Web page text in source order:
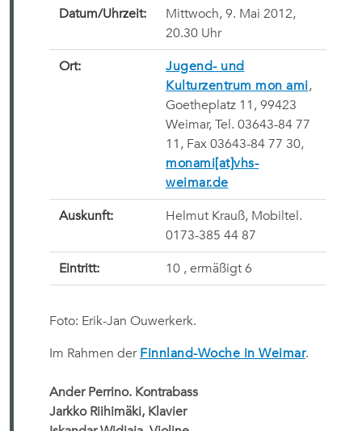
Datum/Uhrzeit:
Mittwoch, 9. Mai 2012,
20.30 Uhr
Ort:
Jugend- und
Kulturzentrum mon ami,
Goetheplatz 11, 99423
Weimar, Tel. 03643-84 77
11, Fax 03643-84 77 30,
monami[at]vhs-
weimar.de
Auskunft:
Helmut Krauß, Mobiltel.
0173-385 44 87
Eintritt: 10 , ermäßigt 6 
Foto: Erik-Jan Ouwerkerk.
Im Rahmen der Finnland-Woche in Weimar.
Ander Perrino. Kontrabass
Jarkko Riihimäki, Klavier